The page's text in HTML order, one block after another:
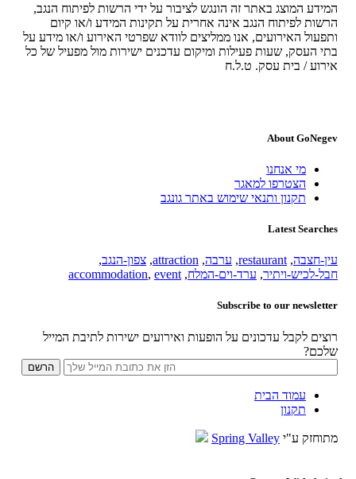
המידע המוצג באתר זה הונגש לציבור על ידי הרשות לפיתוח הנגב,
הרשות לפיתוח הנגב אינה אחרית על תקינות המידע ו/או קיום
ותפעול האירועים, אנו ממליצים לוודא שפרטי האירוע ו/או מידע על
בתי העסק, שעות פעילות ומיקום עדכנים ישירות מול מפעיל של כל
אירוע / בית עסק. ט.ל.ח
About GoNegev
מי אנחנו
הצטרפו למאגר
תקנון ותנאי שימוש באתר גונגב
Latest Searches
עין-חצבה,
restaurant
, ערבה,
attraction
, צפון-הנגב,
חבל-לכיש-ויתיר, ערד-וים-המלח,
accommodation, event
Subscribe to our newsletter
רוצים לקבל עדכונים על הופעות ואירועים ישירות לתיבת המייל
שלכם?
עמוד הבית
תקנון
מתוחזק ע"י Spring Valley